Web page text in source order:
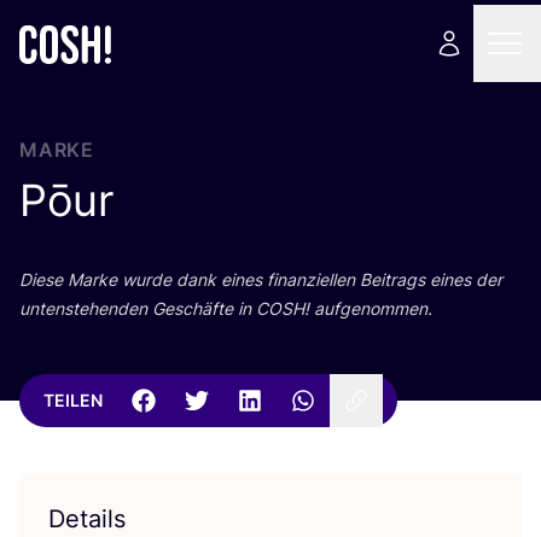
MARKE
Pōur
Die­se Mar­ke wur­de dank eines finan­zi­el­len Bei­trags eines der
unten­ste­hen­den Geschäf­te in COSH! aufgenommen.
TEILEN
Details